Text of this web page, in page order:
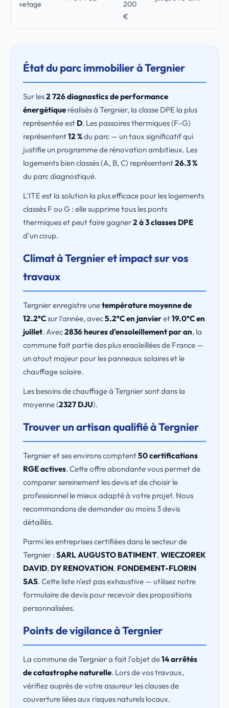
vetage
200
€
État du parc immobilier à Tergnier
Sur les2 726 diagnostics de performance
énergétique réalisés à Tergnier, la classe DPE la plus
représentée est D. Les passoires thermiques (F-G)
représentent12 %du parc — un taux significatif qui
justifie un programme de rénovation ambitieux. Les
logements bien classés (A, B, C) représentent26.3 %
du parc diagnostiqué.
L'ITE est la solution la plus efficace pour les logements
classés F ou G : elle supprime tous les ponts
thermiques et peut faire gagner2 à 3 classes DPE
d'un coup.
Climat à Tergnier et impact sur vos
travaux
Tergnier enregistre unetempérature moyenne de
12.2°Csur l'année, avec5.2°C en janvieret19.0°C en
juillet. Avec2836 heures d'ensoleillement par an, la
commune fait partie des plus ensoleillées de France —
un atout majeur pour les panneaux solaires et le
chauffage solaire.
Les besoins de chauffage à Tergnier sont dans la
moyenne (2327 DJU).
Trouver un artisan qualifié à Tergnier
Tergnier et ses environs comptent50 certifications
RGE actives. Cette offre abondante vous permet de
comparer sereinement les devis et de choisir le
professionnel le mieux adapté à votre projet. Nous
recommandons de demander au moins 3 devis
détaillés.
Parmi les entreprises certifiées dans le secteur de
Tergnier : SARL AUGUSTO BATIMENT, WIECZOREK
DAVID, DY RENOVATION, FONDEMENT-FLORIN
SAS. Cette liste n'est pas exhaustive — utilisez notre
formulaire de devis pour recevoir des propositions
personnalisées.
Points de vigilance à Tergnier
La commune de Tergnier a fait l'objet de14 arrêtés
de catastrophe naturelle. Lors de vos travaux,
vérifiez auprès de votre assureur les clauses de
couverture liées aux risques naturels locaux.